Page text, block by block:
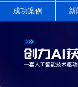
成功案例 新